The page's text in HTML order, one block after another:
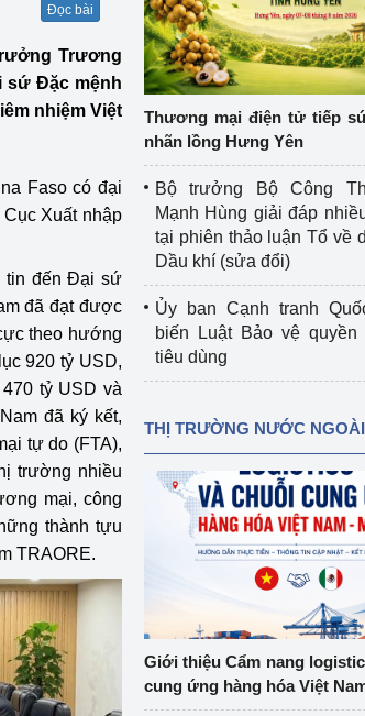
kỹ thuật an toàn lao
quyền quản lý của
GCN đăng ký, hoạt
thiết bị, dụng cụ điện
trường không có nguy
sửa chữa chai chứa
bồi dưỡng
định kỹ thuật an toàn
lượng
Đọc bài
Trương
sứ Đặc mệnh
nhiệm Việt
Faso có đại
Xuất nhập
tin đến Đại sứ
đã đạt được
theo hướng
920 tỷ USD,
tỷ USD và
đã ký kết,
tự do (FTA),
trường nhiều
mại, công
thành tựu
TRAORE.
Thương mại điện tử tiếp
nhãn lồng Hưng Yên
Bộ trưởng Bộ Công
Mạnh Hùng giải đáp
tại phiên thảo luận Tổ về
Dầu khí (sửa đổi)
Ủy ban Cạnh tranh
biến Luật Bảo vệ
tiêu dùng
THỊ TRƯỜNG NƯỚC NGOÀI
Giới thiệu Cẩm nang
cung ứng hàng hóa Việt